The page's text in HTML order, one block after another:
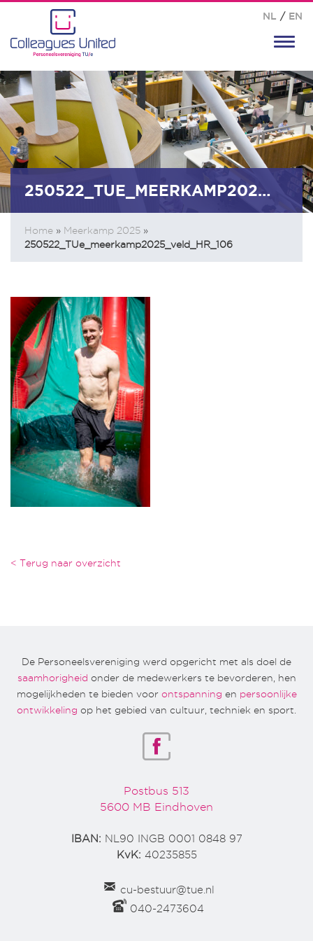
NL / EN
250522_TUE_MEERKAMP2025_VELD_HR_106
Home » Meerkamp 2025 »
250522_TUe_meerkamp2025_veld_HR_106
< Terug naar overzicht
De Personeelsvereniging werd opgericht met als doel de
saamhorigheid onder de medewerkers te bevorderen, hen
mogelijkheden te bieden voor ontspanning en persoonlijke
ontwikkeling op het gebied van cultuur, techniek en sport.
Postbus 513
5600 MB Eindhoven
IBAN: NL90 INGB 0001 0848 97
KvK: 40235855
cu-bestuur@tue.nl
040-2473604